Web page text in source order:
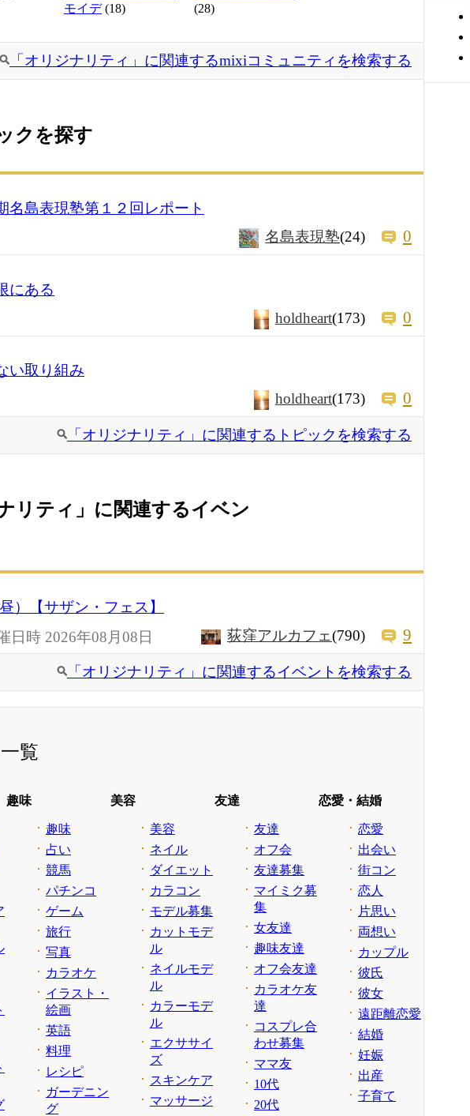
モイデ(18)
(28)
「オリジナリティ」に関連するmixiコミュニティを検索する
クを探す
名島表現塾第１２回レポート
名島表現塾(24) 0
にある
holdheart(173) 0
い取り組み
holdheart(173) 0
「オリジナリティ」に関連するトピックを検索する
リティ」に関連するイベン
）【サザン・フェス】
日時 2026年08月08日
荻窪アルカフェ(790) 9
「オリジナリティ」に関連するイベントを検索する
覧
趣味
趣味
占い
競馬
パチンコ
ゲーム
旅行
写真
カラオケ
イラスト・
絵画
英語
料理
レシピ
ガーデニン
グ
美容
美容
ネイル
ダイエット
カラコン
モデル募集
カットモデ
ル
ネイルモデ
ル
カラーモデ
ル
エクササイ
ズ
スキンケア
マッサージ
友達
友達
オフ会
友達募集
マイミク募
集
女友達
趣味友達
オフ会友達
カラオケ友
達
コスプレ合
わせ募集
ママ友
10代
20代
恋愛・結婚
恋愛
出会い
街コン
恋人
片思い
両想い
カップル
彼氏
彼女
遠距離恋愛
結婚
妊娠
出産
子育て